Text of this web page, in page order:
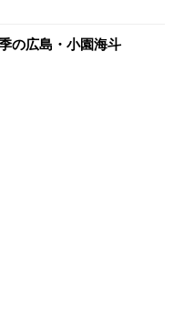
の広島・小園海斗